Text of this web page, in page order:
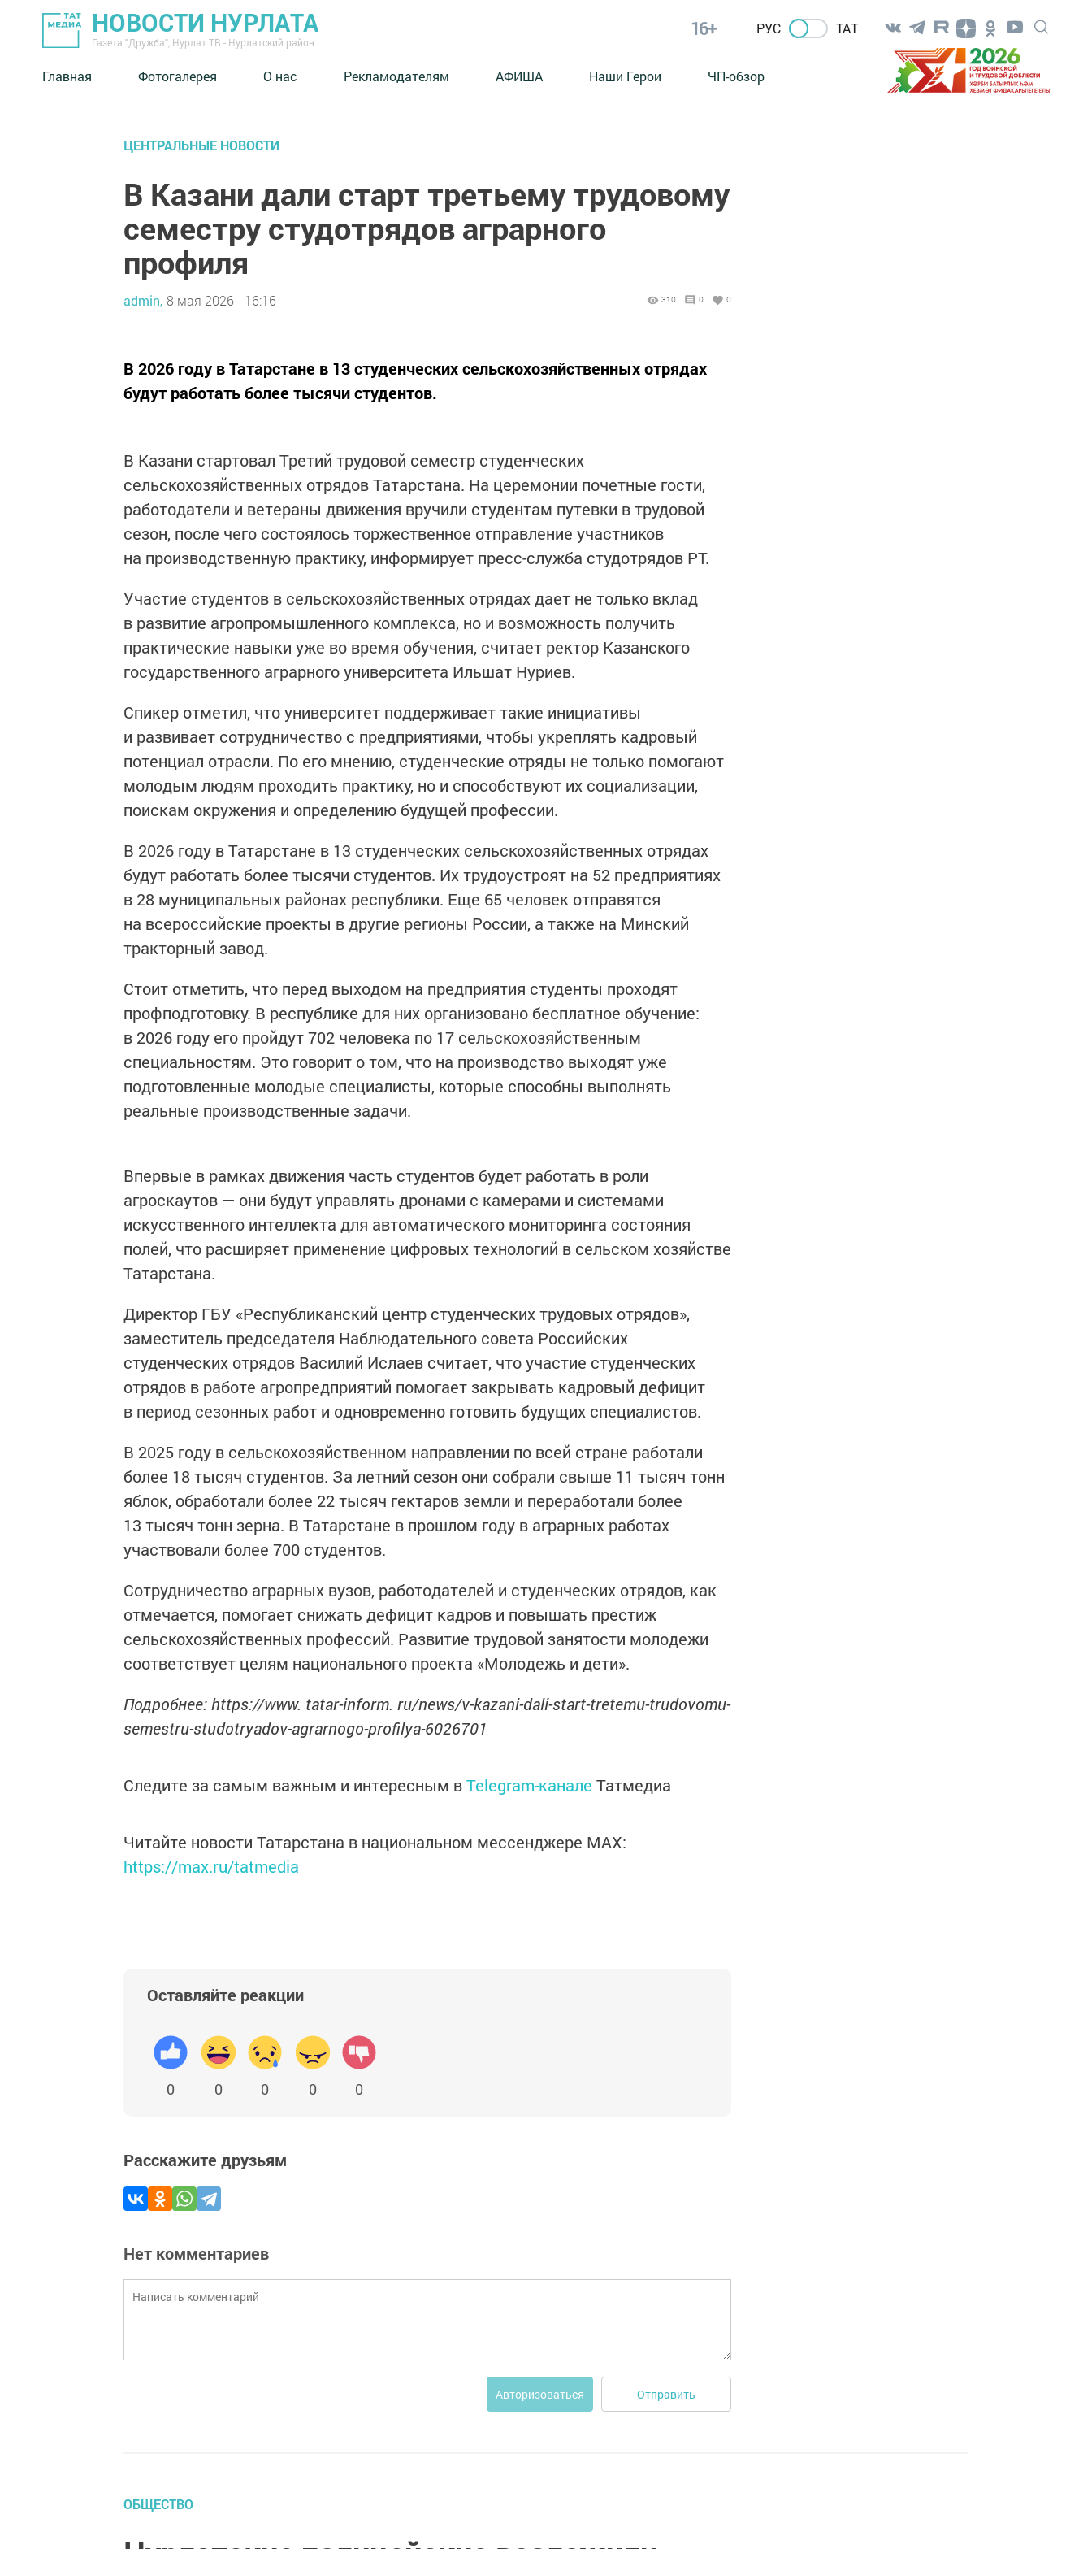
НОВОСТИ НУРЛАТА
Газета "Дружба", Нурлат ТВ - Нурлатский район
16+ РУС ТАТ
Главная Фотогалерея О нас Рекламодателям АФИША Наши Герои ЧП-обзор
ЦЕНТРАЛЬНЫЕ НОВОСТИ
В Казани дали старт третьему трудовому
семестру студотрядов аграрного
профиля
admin, 8 мая 2026 - 16:16 310 0 0
В 2026 году в Татарстане в 13 студенческих сельскохозяйственных отрядах
будут работать более тысячи студентов.
В Казани стартовал Третий трудовой семестр студенческих
сельскохозяйственных отрядов Татарстана. На церемонии почетные гости,
работодатели и ветераны движения вручили студентам путевки в трудовой
сезон, после чего состоялось торжественное отправление участников
на производственную практику, информирует пресс-служба студотрядов РТ.
Участие студентов в сельскохозяйственных отрядах дает не только вклад
в развитие агропромышленного комплекса, но и возможность получить
практические навыки уже во время обучения, считает ректор Казанского
государственного аграрного университета Ильшат Нуриев.
Спикер отметил, что университет поддерживает такие инициативы
и развивает сотрудничество с предприятиями, чтобы укреплять кадровый
потенциал отрасли. По его мнению, студенческие отряды не только помогают
молодым людям проходить практику, но и способствуют их социализации,
поискам окружения и определению будущей профессии.
В 2026 году в Татарстане в 13 студенческих сельскохозяйственных отрядах
будут работать более тысячи студентов. Их трудоустроят на 52 предприятиях
в 28 муниципальных районах республики. Еще 65 человек отправятся
на всероссийские проекты в другие регионы России, а также на Минский
тракторный завод.
Стоит отметить, что перед выходом на предприятия студенты проходят
профподготовку. В республике для них организовано бесплатное обучение:
в 2026 году его пройдут 702 человека по 17 сельскохозяйственным
специальностям. Это говорит о том, что на производство выходят уже
подготовленные молодые специалисты, которые способны выполнять
реальные производственные задачи.
Впервые в рамках движения часть студентов будет работать в роли
агроскаутов — они будут управлять дронами с камерами и системами
искусственного интеллекта для автоматического мониторинга состояния
полей, что расширяет применение цифровых технологий в сельском хозяйстве
Татарстана.
Директор ГБУ «Республиканский центр студенческих трудовых отрядов»,
заместитель председателя Наблюдательного совета Российских
студенческих отрядов Василий Ислаев считает, что участие студенческих
отрядов в работе агропредприятий помогает закрывать кадровый дефицит
в период сезонных работ и одновременно готовить будущих специалистов.
В 2025 году в сельскохозяйственном направлении по всей стране работали
более 18 тысяч студентов. За летний сезон они собрали свыше 11 тысяч тонн
яблок, обработали более 22 тысяч гектаров земли и переработали более
13 тысяч тонн зерна. В Татарстане в прошлом году в аграрных работах
участвовали более 700 студентов.
Сотрудничество аграрных вузов, работодателей и студенческих отрядов, как
отмечается, помогает снижать дефицит кадров и повышать престиж
сельскохозяйственных профессий. Развитие трудовой занятости молодежи
соответствует целям национального проекта «Молодежь и дети».
Подробнее: https://www. tatar-inform. ru/news/v-kazani-dali-start-tretemu-trudovomu-
semestru-studotryadov-agrarnogo-profilya-6026701
Следите за самым важным и интересным вTelegram-канале Татмедиа
Читайте новости Татарстана в национальном мессенджере MАХ:
https://max.ru/tatmedia
Оставляйте реакции
0 0 0 0 0
Расскажите друзьям
Нет комментариев
Авторизоваться Отправить
ОБЩЕСТВО